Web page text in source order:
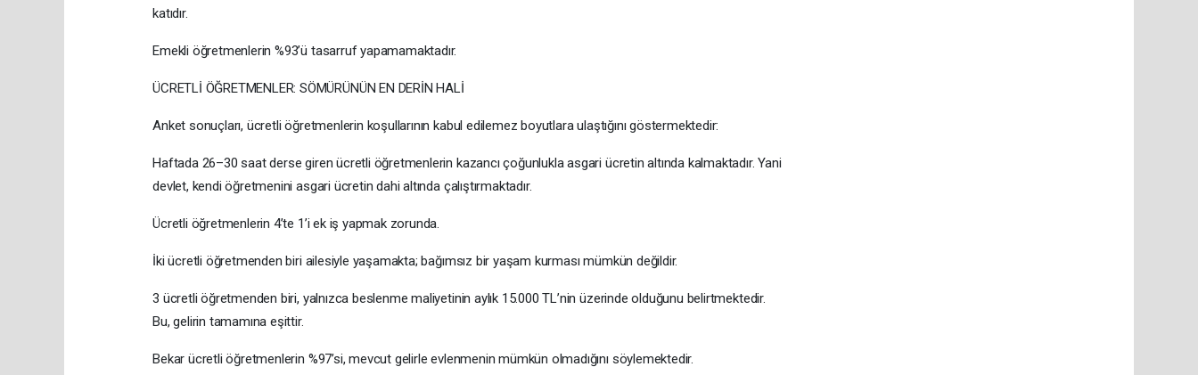
katıdır.
Emekli öğretmenlerin %93’ü tasarruf yapamamaktadır.
ÜCRETLİ ÖĞRETMENLER: SÖMÜRÜNÜN EN DERİN HALİ
Anket sonuçları, ücretli öğretmenlerin koşullarının kabul edilemez boyutlara ulaştığını göstermektedir:
Haftada 26–30 saat derse giren ücretli öğretmenlerin kazancı çoğunlukla asgari ücretin altında kalmaktadır. Yani
devlet, kendi öğretmenini asgari ücretin dahi altında çalıştırmaktadır.
Ücretli öğretmenlerin 4’te 1’i ek iş yapmak zorunda.
İki ücretli öğretmenden biri ailesiyle yaşamakta; bağımsız bir yaşam kurması mümkün değildir.
3 ücretli öğretmenden biri, yalnızca beslenme maliyetinin aylık 15.000 TL’nin üzerinde olduğunu belirtmektedir.
Bu, gelirin tamamına eşittir.
Bekar ücretli öğretmenlerin %97’si, mevcut gelirle evlenmenin mümkün olmadığını söylemektedir.